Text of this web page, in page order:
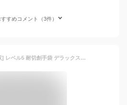
すめコメント（3件）
【メール便対応】 [1双] レベル5 耐切創手袋 デラックスハイパーガード レベル5 切れにくい 破れにくい 滑りにくい 滑り止め ポリウレタン 作業 現場 耐切創 手袋 防刃 耐刃 HANVO BESTGRIP ベストグリップ PE333